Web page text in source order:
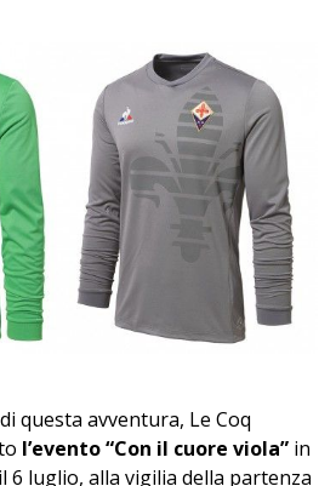
questa avventura, Le Coq
l’evento “Con il cuore viola” in
6 luglio, alla vigilia della partenza